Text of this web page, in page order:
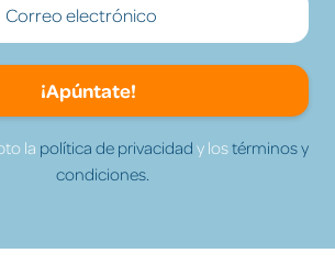
¡Apúntate!
la política de privacidad y lostérminos y
condiciones.